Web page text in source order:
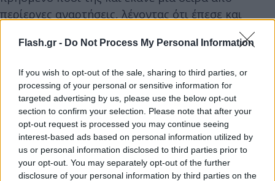
Flash.gr - Do Not Process My Personal Information
If you wish to opt-out of the sale, sharing to third parties, or
processing of your personal or sensitive information for
targeted advertising by us, please use the below opt-out
section to confirm your selection. Please note that after your
opt-out request is processed you may continue seeing
interest-based ads based on personal information utilized by
us or personal information disclosed to third parties prior to
your opt-out. You may separately opt-out of the further
disclosure of your personal information by third parties on the
περίεργες αναρτήσεις, λέγοντας ότι έπεσε και
«Πραγματικά στραμπούλισα τον αστράγαλό μου
χθες το βράδυ σαν ηλίθια - απλά για να το
αποδείξω. Είναι πολύ άσχημα. Η γ...ς ηλίθια εδώ
προσπάθησε να κάνει ένα άλμα στο σαλόνι του
Chateau και έπεσε - ντροπιάστηκα - και αυτό είναι
όλο» έγραψε.